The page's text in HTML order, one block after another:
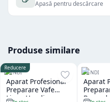
Apasă pentru descărcare
Produse similare
Reducere
HENDI
Aparat Profesional
Preparare Vafe
Liege Hendi
HENDI
Aparat